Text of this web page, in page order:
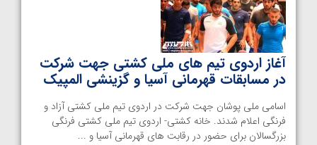
آغاز اردوی تیم های ملی کشتی جهت شرکت
در مسابقات قهرمانی آسیا و گزینشی المپیک
اسامی ملی پوشان جهت شرکت در اردوی تیم ملی کشتی آزاد و
فرنگی اعلام شدند. خانه کشتی- اردوی تیم ملی کشتی فرنگی
بزرگسالان برای حضور در رقابت های قهرمانی آسیا و ...